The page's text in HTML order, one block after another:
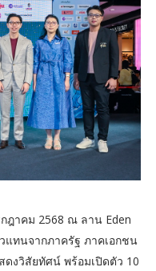
ฎาคม 2568 ณ ลาน Eden
แทนจากภาครัฐ ภาคเอกชน
งวิสัยทัศน์ พร้อมเปิดตัว 10